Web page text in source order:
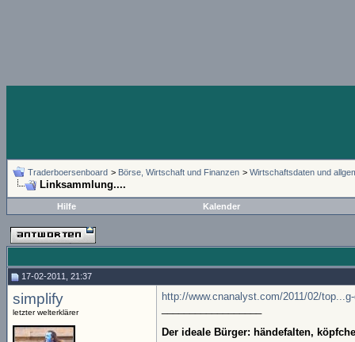
Traderboersenboard > Börse, Wirtschaft und Finanzen > Wirtschaftsdaten und
Linksammlung....
Hilfe Kalender
17-02-2011, 21:37
simplify
letzter welterklärer
http://www.cnanalyst.com/2011/02/
Der ideale Bürger: händefalten,